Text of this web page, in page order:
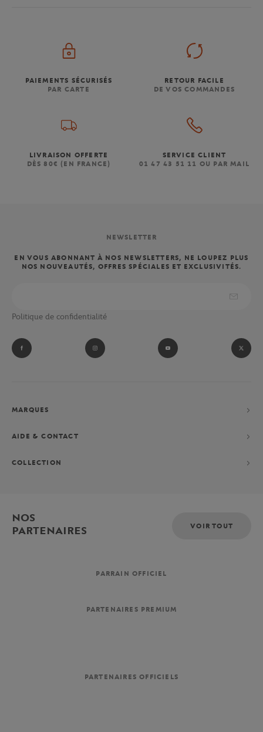
PAIEMENTS SÉCURISÉS
PAR CARTE
RETOUR FACILE
DE VOS COMMANDES
LIVRAISON OFFERTE
DÈS 80€ (EN FRANCE)
SERVICE CLIENT
01 47 43 51 11 OU PAR MAIL
NEWSLETTER
EN VOUS ABONNANT À NOS NEWSLETTERS, NE LOUPEZ PLUS
NOS NOUVEAUTÉS, OFFRES SPÉCIALES ET EXCLUSIVITÉS.
Politique de confidentialité
MARQUES
AIDE & CONTACT
COLLECTION
NOS
PARTENAIRES
VOIR TOUT
PARRAIN OFFICIEL
PARTENAIRES PREMIUM
PARTENAIRES OFFICIELS